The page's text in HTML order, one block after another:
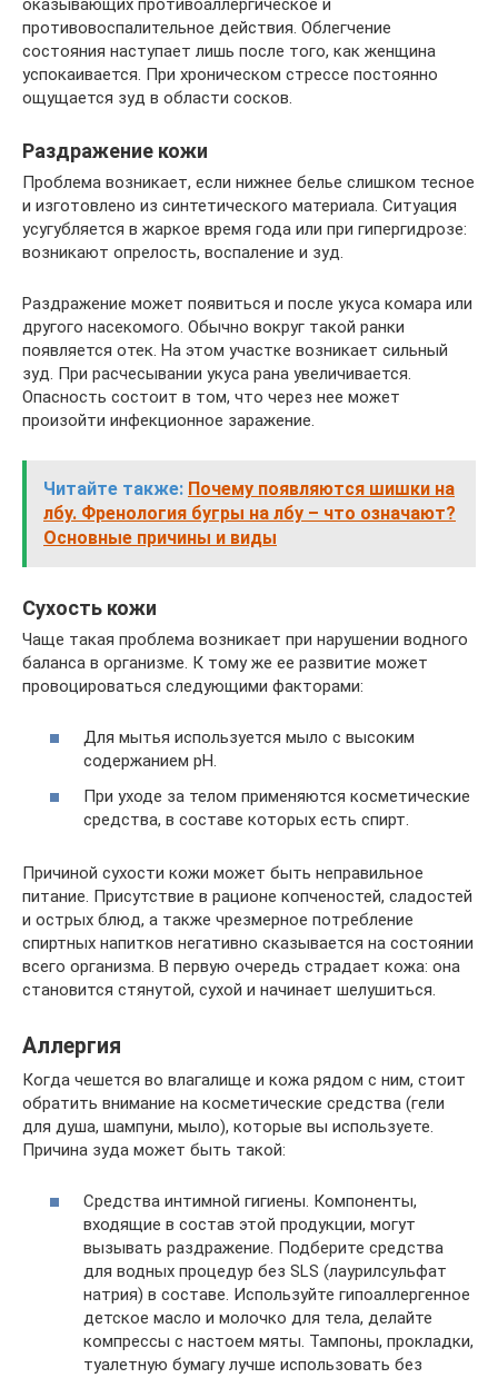
противовоспалительное действия. Облегчение
состояния наступает лишь после того, как женщина
успокаивается. При хроническом стрессе постоянно
ощущается зуд в области сосков.
Раздражение кожи
Проблема возникает, если нижнее белье слишком тесное
и изготовлено из синтетического материала. Ситуация
усугубляется в жаркое время года или при гипергидрозе:
возникают опрелость, воспаление и зуд.
Раздражение может появиться и после укуса комара или
другого насекомого. Обычно вокруг такой ранки
появляется отек. На этом участке возникает сильный
зуд. При расчесывании укуса рана увеличивается.
Опасность состоит в том, что через нее может
произойти инфекционное заражение.
Читайте также: Почему появляются шишки на
лбу. Френология бугры на лбу – что означают?
Основные причины и виды
Сухость кожи
Чаще такая проблема возникает при нарушении водного
баланса в организме. К тому же ее развитие может
провоцироваться следующими факторами:
Для мытья используется мыло с высоким
содержанием pH.
При уходе за телом применяются косметические
средства, в составе которых есть спирт.
Причиной сухости кожи может быть неправильное
питание. Присутствие в рационе копченостей, сладостей
и острых блюд, а также чрезмерное потребление
спиртных напитков негативно сказывается на состоянии
всего организма. В первую очередь страдает кожа: она
становится стянутой, сухой и начинает шелушиться.
Аллергия
Когда чешется во влагалище и кожа рядом с ним, стоит
обратить внимание на косметические средства (гели
для душа, шампуни, мыло), которые вы используете.
Причина зуда может быть такой:
Средства интимной гигиены. Компоненты,
входящие в состав этой продукции, могут
вызывать раздражение. Подберите средства
для водных процедур без SLS (лаурилсульфат
натрия) в составе. Используйте гипоаллергенное
детское масло и молочко для тела, делайте
компрессы с настоем мяты. Тампоны, прокладки,
туалетную бумагу лучше использовать без